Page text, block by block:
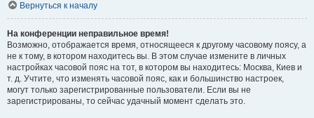
Вернуться к началу
На конференции неправильное время!
Возможно, отображается время, относящееся к другому часовому поясу, а
не к тому, в котором находитесь вы. В этом случае измените в личных
настройках часовой пояс на тот, в котором вы находитесь: Москва, Киев и
т. д. Учтите, что изменять часовой пояс, как и большинство настроек,
могут только зарегистрированные пользователи. Если вы не
зарегистрированы, то сейчас удачный момент сделать это.